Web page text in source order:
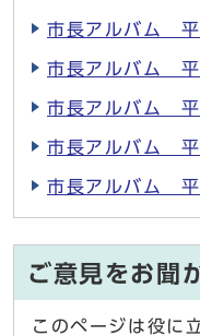
市長アルバム
市長アルバム
市長アルバム
市長アルバム
市長アルバム
ご意見をお聞
このページは役に